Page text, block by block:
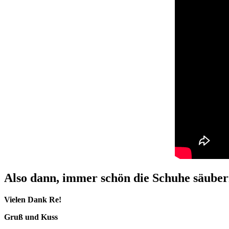
Also dann, immer schön die Schuhe
Vielen Dank Re!
Gruß und Kuss